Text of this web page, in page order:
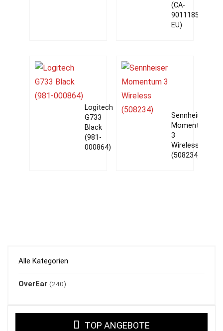
(CA-
9011185-
EU)
Logitech
G733
Black
(981-
000864)
Sennheiser
Momentum
3
Wireless
(508234)
Alle Kategorien
OverEar (240)
TOP ANGEBOTE